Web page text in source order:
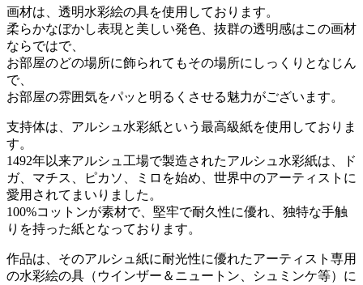
画材は、透明水彩絵の具を使用しております。
柔らかなぼかし表現と美しい発色、抜群の透明感はこの画材
ならではで、
お部屋のどの場所に飾られてもその場所にしっくりとなじん
で、
お部屋の雰囲気をパッと明るくさせる魅力がございます。
支持体は、アルシュ水彩紙という最高級紙を使用しておりま
す。
1492年以来アルシュ工場で製造されたアルシュ水彩紙は、ド
ガ、マチス、ピカソ、ミロを始め、世界中のアーティストに
愛用されてまいりました。
100%コットンが素材で、堅牢で耐久性に優れ、独特な手触
りを持った紙となっております。
作品は、そのアルシュ紙に耐光性に優れたアーティスト専用
の水彩絵の具（ウインザー＆ニュートン、シュミンケ等）に